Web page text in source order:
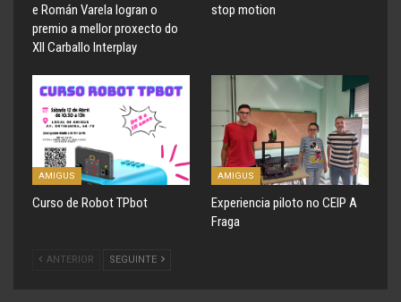
e Román Varela logran o
premio a mellor proxecto do
XII Carballo Interplay
stop motion
AMIGUS
Curso de Robot TPbot
AMIGUS
Experiencia piloto no CEIP A
Fraga
ANTERIOR SEGUINTE